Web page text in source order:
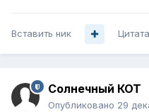
Вставить ник Цитата
Солнечный КОТ
Опубликовано 29